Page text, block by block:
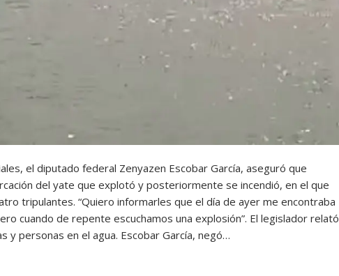
el diputado federal Zenyazen Escobar García, aseguró que
del yate que explotó y posteriormente se incendió, en el que
tripulantes. “Quiero informarles que el día de ayer me encontraba
cuando de repente escuchamos una explosión”. El legislador relató
y personas en el agua. Escobar García, negó…